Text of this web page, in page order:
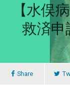
【水俣
救済申
Share